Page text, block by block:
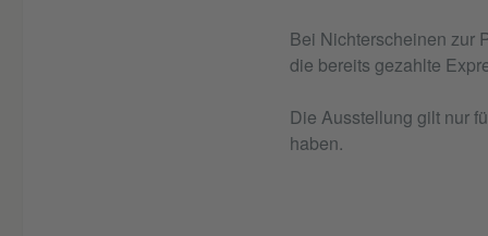
Bei Nichterscheinen zur
die bereits gezahlte
Die Ausstellung gilt nur
haben.